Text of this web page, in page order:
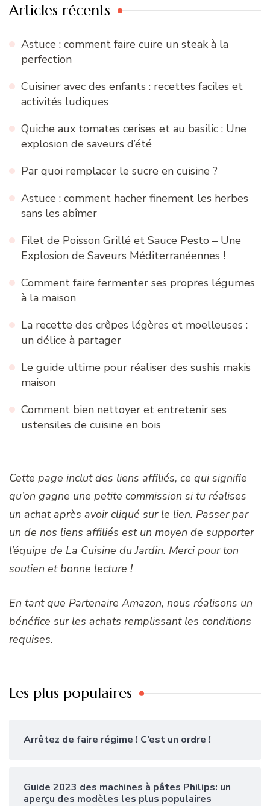
Articles récents
Astuce : comment faire cuire un steak à la
perfection
Cuisiner avec des enfants : recettes faciles et
activités ludiques
Quiche aux tomates cerises et au basilic : Une
explosion de saveurs d’été
Par quoi remplacer le sucre en cuisine ?
Astuce : comment hacher finement les herbes
sans les abîmer
Filet de Poisson Grillé et Sauce Pesto – Une
Explosion de Saveurs Méditerranéennes !
Comment faire fermenter ses propres légumes
à la maison
La recette des crêpes légères et moelleuses :
un délice à partager
Le guide ultime pour réaliser des sushis makis
maison
Comment bien nettoyer et entretenir ses
ustensiles de cuisine en bois
Cette page inclut des liens affiliés, ce qui signifie
qu’on gagne une petite commission si tu réalises
un achat après avoir cliqué sur le lien. Passer par
un de nos liens affiliés est un moyen de supporter
l’équipe de La Cuisine du Jardin. Merci pour ton
soutien et bonne lecture !
En tant que Partenaire Amazon, nous réalisons un
bénéfice sur les achats remplissant les conditions
requises.
Les plus populaires
Arrêtez de faire régime ! C’est un ordre !
Guide 2023 des machines à pâtes Philips: un
aperçu des modèles les plus populaires